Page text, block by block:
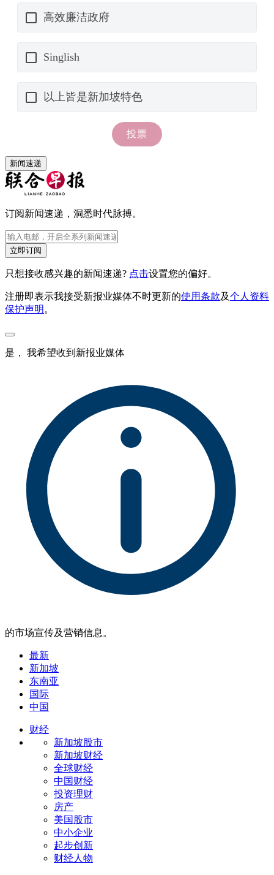
新闻速递
订阅新闻速递，洞悉时代脉搏。
立即订阅
只想接收感兴趣的新闻速递? 点击设置您的偏好。
注册即表示我接受新报业媒体不时更新的使用条款及个人资料
保护声明 。
是， 我希望收到新报业媒体
的市场宣传及营销信息。
最新
新加坡
东南亚
国际
中国
财经
新加坡股市
新加坡财经
全球财经
中国财经
投资理财
房产
美国股市
中小企业
起步创新
财经人物